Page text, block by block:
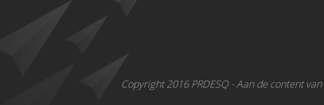
Copyright 2016 PRDESQ - Aan de content